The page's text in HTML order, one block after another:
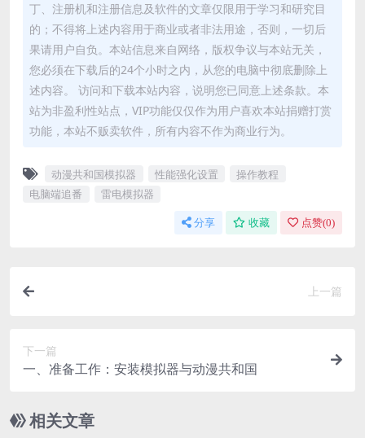
丁、注册机和注册信息及软件的文章仅限用于学习和研究目
的；不得将上述内容用于商业或者非法用途，否则，一切后
果请用户自负。本站信息来自网络，版权争议与本站无关，
您必须在下载后的24个小时之内，从您的电脑中彻底删除上
述内容。 访问和下载本站内容，说明您已同意上述条款。本
站为非盈利性站点，VIP功能仅仅作为用户喜欢本站捐赠打赏
功能，本站不贩卖软件，所有内容不作为商业行为。
动漫共和国模拟器 性能强化设置
操作教程
电脑端追番
雷电模拟器
分享 收藏 点赞(0)
上一篇
下一篇
一、准备工作：安装模拟器与动漫共和国
相关文章